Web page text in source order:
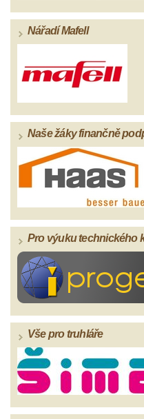
Nářadí Mafell
Naše žáky finančně
Pro výuku technického
Vše pro truhláře